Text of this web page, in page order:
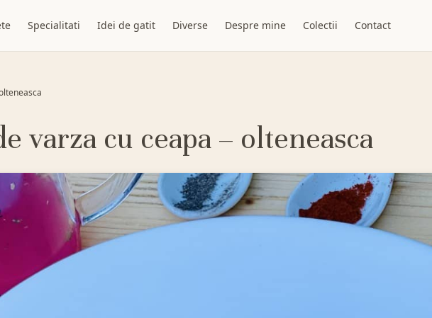
Specialitati Idei de gatit Diverse Despre mine Colectii Contact
varza cu ceapa – olteneasca